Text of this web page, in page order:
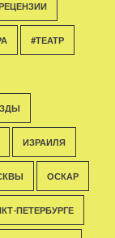
#ТЕАТР
ИЗРАИЛЯ
ОСКАР
ПЕТЕРБУРГЕ